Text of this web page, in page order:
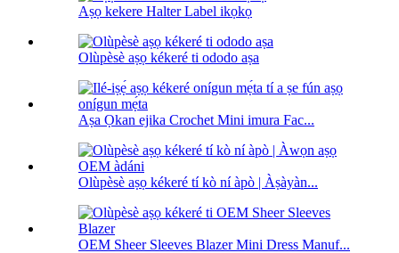
Aṣọ kekere Halter Label ikọkọ
Olùpèsè aṣọ kékeré ti ododo aṣa
Aṣa Ọkan ejika Crochet Mini imura Fac...
Olùpèsè aṣọ kékeré tí kò ní àpò | Àṣàyàn...
OEM Sheer Sleeves Blazer Mini Dress Manuf...